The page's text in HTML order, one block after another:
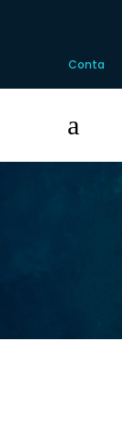
Conta